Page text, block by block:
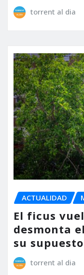
torrent al dia
ACTUALIDAD
El ficus
desmonta
su
torrent al dia